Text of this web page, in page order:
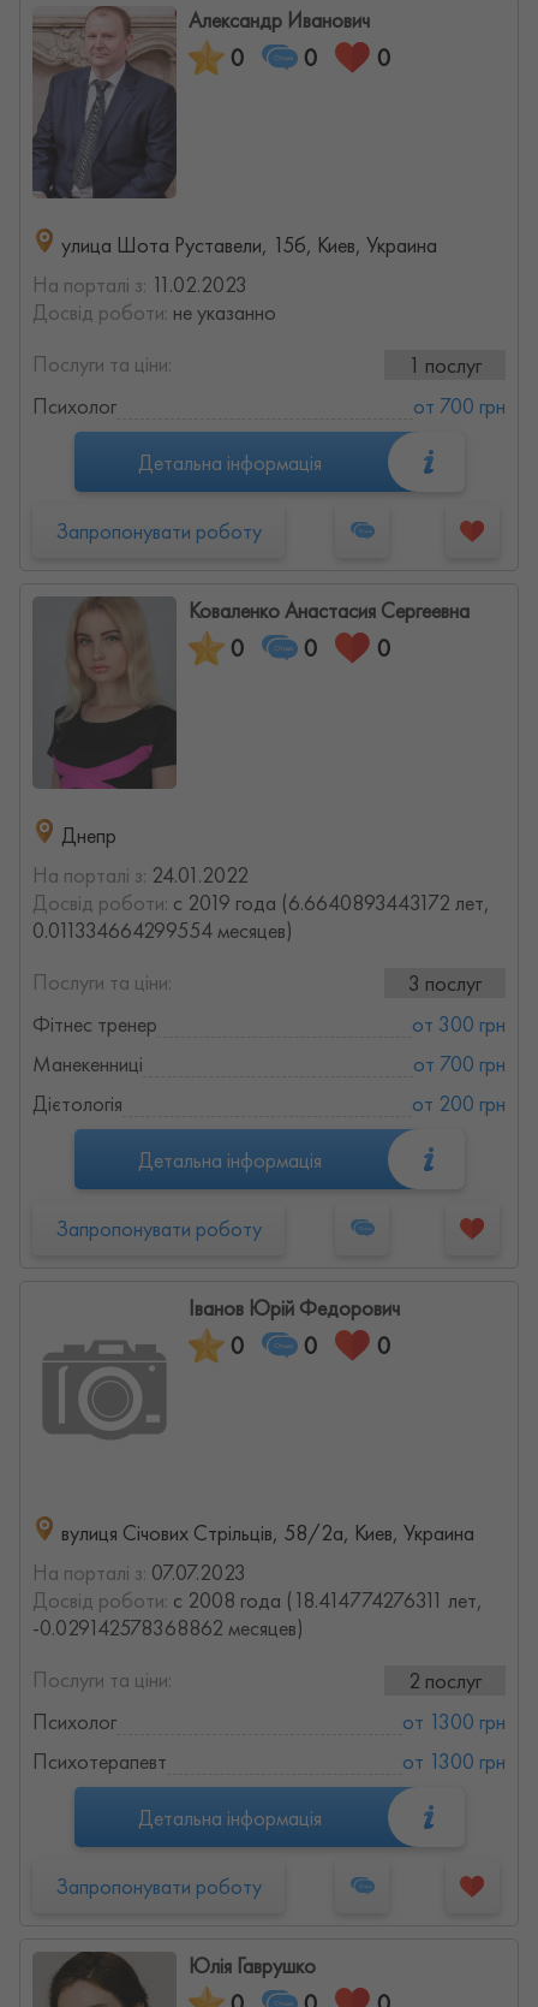
Александр Иванович
0 0 0
улица Шота Руставели, 15б, Киев, Украина
На порталі з: 11.02.2023
Досвід роботи: не указанно
Послуги та ціни:
1 послуг
Психолог
от 700 грн
Детальна інформація
Запропонувати роботу
Коваленко Анастасия Сергеевна
0 0 0
Днепр
На порталі з: 24.01.2022
Досвід роботи: с 2019 года (6.6640893443172 лет,
0.011334664299554 месяцев)
Послуги та ціни:
3 послуг
Фітнес тренер
от 300 грн
Манекенниці
от 700 грн
Дієтологія
от 200 грн
Детальна інформація
Запропонувати роботу
Іванов Юрій Федорович
0 0 0
вулиця Січових Стрільців, 58/2а, Киев, Украина
На порталі з: 07.07.2023
Досвід роботи: с 2008 года (18.414774276311 лет,
-0.029142578368862 месяцев)
Послуги та ціни:
2 послуг
Психолог
от 1300 грн
Психотерапевт
от 1300 грн
Детальна інформація
Запропонувати роботу
Юлія Гаврушко